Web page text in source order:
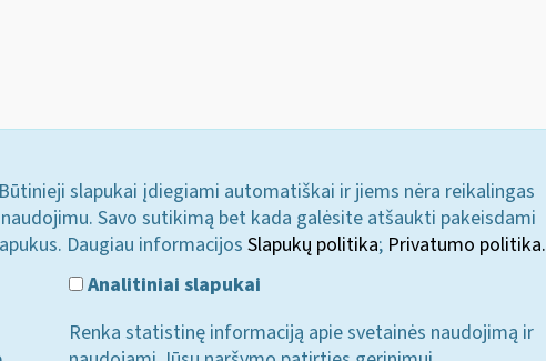
slapukai įdiegiami automatiškai ir jiems nėra reikalingas
Savo sutikimą bet kada galėsite atšaukti pakeisdami
Daugiau informacijos Slapukų politika; Privatumo politika.
Analitiniai slapukai
Renka statistinę informaciją apie svetainės naudojimą ir